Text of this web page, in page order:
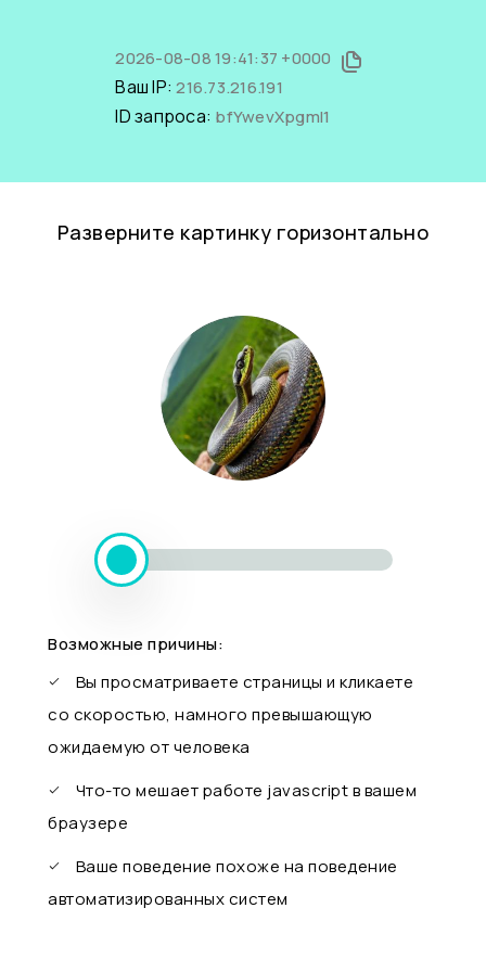
2026-08-08 19:41:37 +0000
Ваш IP:216.73.216.191
ID запроса: bfYwevXpgmI1
Разверните картинку горизонтально
Возможные причины:
Вы просматриваете страницы и кликаете
со скоростью, намного превышающую
ожидаемую от человека
Что-то мешает работе javascript в вашем
браузере
Ваше поведение похоже на поведение
автоматизированных систем